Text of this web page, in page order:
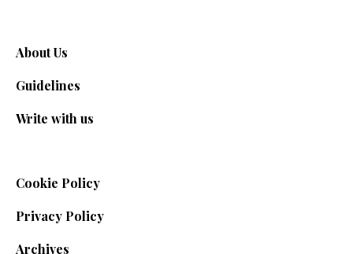
About Us
Guidelines
Write with us
Cookie Policy
Privacy Policy
Archives